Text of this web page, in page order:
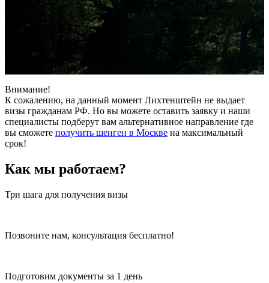
выданных виз
стоимость визы
Внимание!
К сожалению, на данный момент Лихтенштейн не выдает
визы гражданам РФ. Но вы можете оставить заявку и наши
специалисты подберут вам альтернативное направление где
вы сможете получить шенген в Москве на максимальный
срок!
Как мы работаем?
Три шага для получения визы
Позвоните нам, консультация бесплатно!
Подготовим документы за 1 день